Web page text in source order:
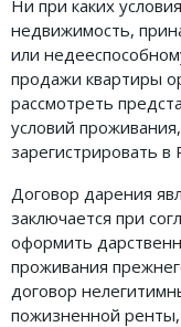
Ни при каких
недвижимость,
или
продажи квартиры
рассмотреть
условий
зарегистрировать в
Договор дарения
заключается при
оформить
проживания
договор
пожизненной ренты,